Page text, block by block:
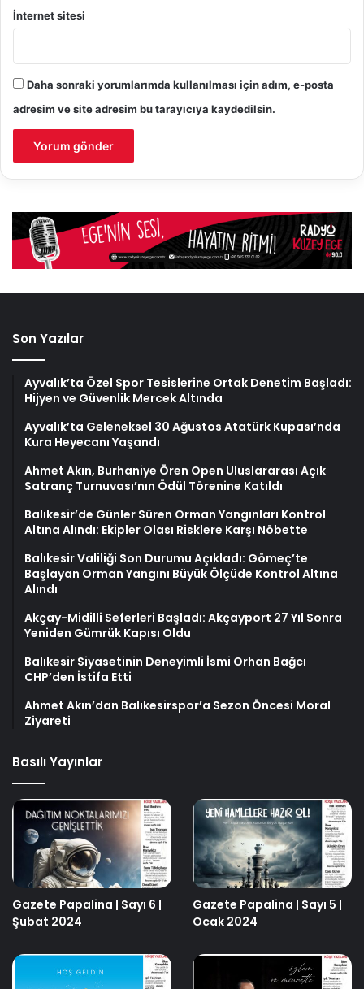
İnternet sitesi
Daha sonraki yorumlarımda kullanılması için adım, e-posta
adresim ve site adresim bu tarayıcıya kaydedilsin.
Son Yazılar
Ayvalık’ta Özel Spor Tesislerine Ortak Denetim Başladı:
Hijyen ve Güvenlik Mercek Altında
Ayvalık’ta Geleneksel 30 Ağustos Atatürk Kupası’nda
Kura Heyecanı Yaşandı
Ahmet Akın, Burhaniye Ören Open Uluslararası Açık
Satranç Turnuvası’nın Ödül Törenine Katıldı
Balıkesir’de Günler Süren Orman Yangınları Kontrol
Altına Alındı: Ekipler Olası Risklere Karşı Nöbette
Balıkesir Valiliği Son Durumu Açıkladı: Gömeç’te
Başlayan Orman Yangını Büyük Ölçüde Kontrol Altına
Alındı
Akçay-Midilli Seferleri Başladı: Akçayport 27 Yıl Sonra
Yeniden Gümrük Kapısı Oldu
Balıkesir Siyasetinin Deneyimli İsmi Orhan Bağcı
CHP’den İstifa Etti
Ahmet Akın’dan Balıkesirspor’a Sezon Öncesi Moral
Ziyareti
Basılı Yayınlar
Gazete Papalina | Sayı 6 |
Şubat 2024
Gazete Papalina | Sayı 5 |
Ocak 2024